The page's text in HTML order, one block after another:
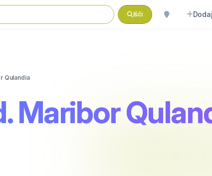
Išči
Qulandia
Maribor